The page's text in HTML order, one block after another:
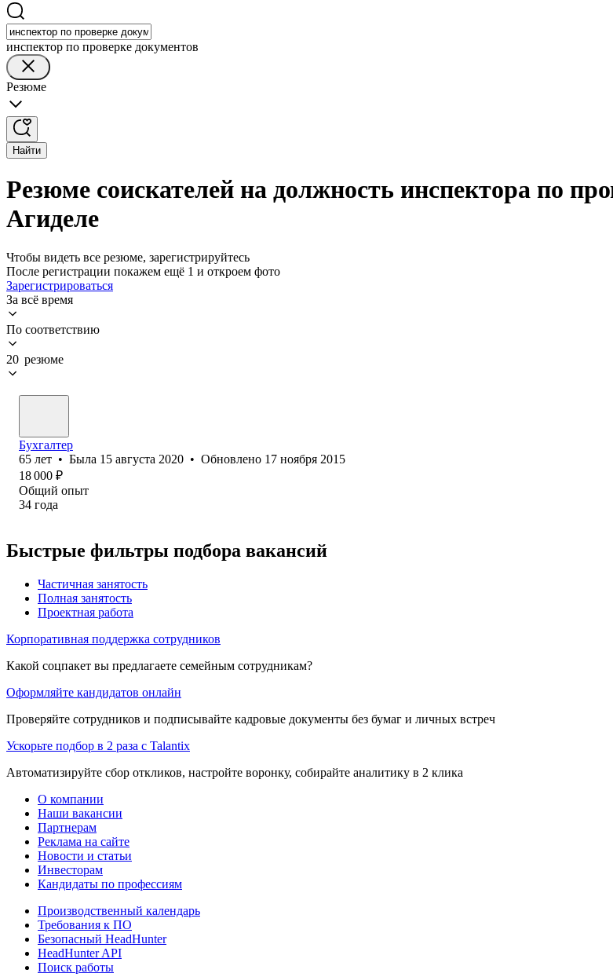
инспектор по проверке документов
Резюме
Найти
Резюме соискателей на должность инспектора по
Агиделе
Чтобы видеть все резюме, зарегистрируйтесь
После регистрации покажем ещё 1 и откроем фото
Зарегистрироваться
За всё время
По соответствию
20 резюме
Бухгалтер
65 лет • Была 15 августа 2020 • Обновлено 17 ноября 2015
18 000 ₽
Общий опыт
34 года
Быстрые фильтры подбора вакансий
Частичная занятость
Полная занятость
Проектная работа
Корпоративная поддержка сотрудников
Какой соцпакет вы предлагаете семейным сотрудникам?
Оформляйте кандидатов онлайн
Проверяйте сотрудников и подписывайте кадровые документы без бумаг и личных встреч
Ускорьте подбор в 2 раза с Talantix
Автоматизируйте сбор откликов, настройте воронку, собирайте аналитику в 2 клика
О компании
Наши вакансии
Партнерам
Реклама на сайте
Новости и статьи
Инвесторам
Кандидаты по профессиям
Производственный календарь
Требования к ПО
Безопасный HeadHunter
HeadHunter API
Поиск работы